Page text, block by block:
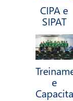
CIPA e
SIPAT
e